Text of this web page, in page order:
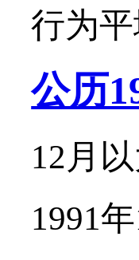
行为
公历
12月
1991